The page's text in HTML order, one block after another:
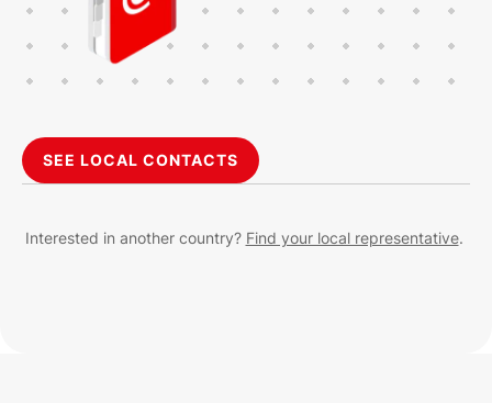
SEE LOCAL CONTACTS
Interested in another country? Find your local representative.